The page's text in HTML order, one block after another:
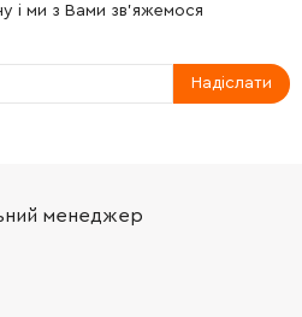
і ми з Вами зв'яжемося
Надіслати
менеджер